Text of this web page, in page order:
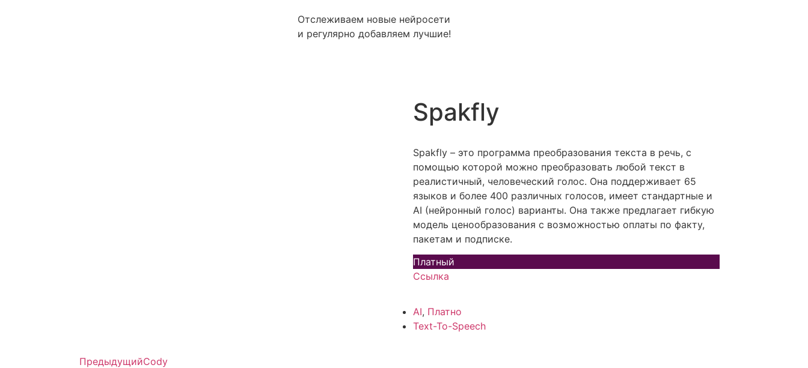
Отслеживаем новые нейросети
и регулярно добавляем лучшие!
Spakfly
Spakfly – это программа преобразования текста в речь, с
помощью которой можно преобразовать любой текст в
реалистичный, человеческий голос. Она поддерживает 65
языков и более 400 различных голосов, имеет стандартные и
AI (нейронный голос) варианты. Она также предлагает гибкую
модель ценообразования с возможностью оплаты по факту,
пакетам и подписке.
Платный
Ссылка
AI, Платно
Text-To-Speech
ПредыдущийCody